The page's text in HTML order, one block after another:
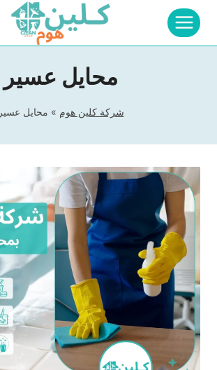
التجاوز
المحتوى
محايل عسير
شركة كلين هوم » محايل عسير